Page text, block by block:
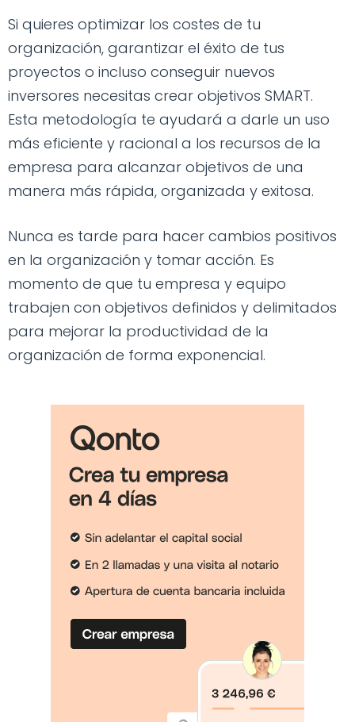
Si quieres optimizar los costes de tu
organización, garantizar el éxito de tus
proyectos o incluso conseguir nuevos
inversores necesitas crear objetivos SMART.
Esta metodología te ayudará a darle un uso
más eficiente y racional a los recursos de la
empresa para alcanzar objetivos de una
manera más rápida, organizada y exitosa.
Nunca es tarde para hacer cambios positivos
en la organización y tomar acción. Es
momento de que tu empresa y equipo
trabajen con objetivos definidos y delimitados
para mejorar la productividad de la
organización de forma exponencial.